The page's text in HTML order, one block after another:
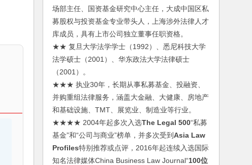
场部主任、国资基金研究中心主任，大成中国区私
募股权与投资基金专业带头人，上海涉外法律人才
库成员，具有上市公司独立董事任职资格。
★★ 复旦大学法学学士（1992）、悉尼科技大学
法学硕士（2001）、华东政法大学法律硕士
（2001）。
★★★ 执业30年，长期从事私募基金、投融资、
并购重组法律服务，涵盖大金融、大健康、房地产
和基础设施、TMT、展览业、制造业等行业。
★★★★ 2004年起多次入选The Legal 500“私募
基金”和“公司与商业”榜单，并多次受到Asia Law
Profiles特别推荐或点评，2016年起连续入选国际
知名法律媒体China Business Law Journal“100位